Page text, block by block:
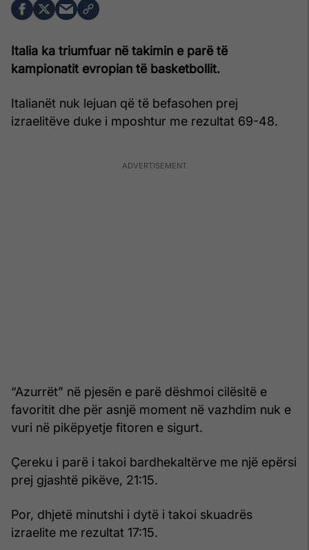
Italia ka triumfuar në takimin e parë të
kampionatit evropian të basketbollit.
Italianët nuk lejuan që të befasohen prej
izraelitëve duke i mposhtur me rezultat 69-48.
“Azurrët” në pjesën e parë dëshmoi cilësitë e
favoritit dhe për asnjë moment në vazhdim nuk e
vuri në pikëpyetje fitoren e sigurt.
Çereku i parë i takoi bardhekaltërve me një epërsi
prej gjashtë pikëve, 21:15.
Por, dhjetë minutshi i dytë i takoi skuadrës
izraelite me rezultat 17:15.